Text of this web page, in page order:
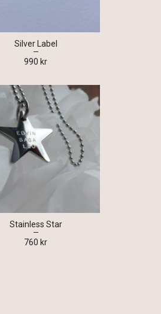
Silver Label
990 kr
Stainless Star
760 kr